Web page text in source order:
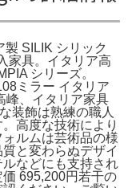
SILIK シリック
家具。イタリア高
シリーズ。
ミラー イタリア
峰、イタリア家具
装飾は熟練の職人
高度な技術により
ルムは芸術品の様
と変わらぬデザイ
などにも支持され
695,200円若干の